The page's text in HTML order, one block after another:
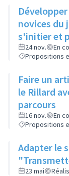
novices du
s'initier et
Maison de
24 nov.
En
Propositions
Faire un
le Rillard
parcours
16 nov.
En
Propositions
Adapter le
23 mai